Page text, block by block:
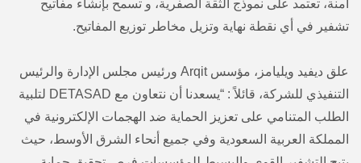
آمنة، تعتمد على نموذج الثقة الصفرية، و تسمح بإنشاء مفاتيح
تشفير في أي نقطة نهاية وتزيل مخاطر توزيع المفاتيح.
علق ديفيد ويليامز، مؤسس Arqit ورئيس مجلس الإدارة والرئيس
التنفيذي للشركة، قائلاً : “يسعدنا أن نتعاون مع DETASAD لتلبية
الطلب المتنامي على تعزيز الحماية ضد الهجمات الإلكترونية في
المملكة العربية السعودية وفي جميع أنحاء الشرق الأوسط، حيث